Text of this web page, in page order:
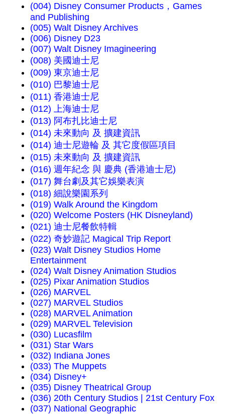
(004) Disney Consumer Products，Games
and Publishing
(005) Walt Disney Archives
(006) Disney D23
(007) Walt Disney Imagineering
(008) 美國迪士尼
(009) 東京迪士尼
(010) 巴黎迪士尼
(011) 香港迪士尼
(012) 上海迪士尼
(013) 阿布扎比迪士尼
(014) 未來動向 及 擴建資訊
(014) 迪士尼遊輪 及 其它度假區項目
(015) 未來動向 及 擴建資訊
(016) 週年紀念 與 慶典 (香港迪士尼)
(017) 舞台劇及其它娛樂表演
(018) 細說樂園系列
(019) Walk Around the Kingdom
(020) Welcome Posters (HK Disneyland)
(021) 迪士尼餐飲特輯
(022) 奇妙遊記 Magical Trip Report
(023) Walt Disney Studios Home
Entertainment
(024) Walt Disney Animation Studios
(025) Pixar Animation Studios
(026) MARVEL
(027) MARVEL Studios
(028) MARVEL Animation
(029) MARVEL Television
(030) Lucasfilm
(031) Star Wars
(032) Indiana Jones
(033) The Muppets
(034) Disney+
(035) Disney Theatrical Group
(036) 20th Century Studios | 21st Century Fox
(037) National Geographic